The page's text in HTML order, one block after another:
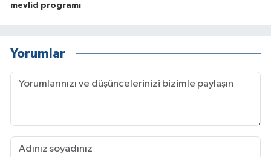
mevlid programı
Yorumlar